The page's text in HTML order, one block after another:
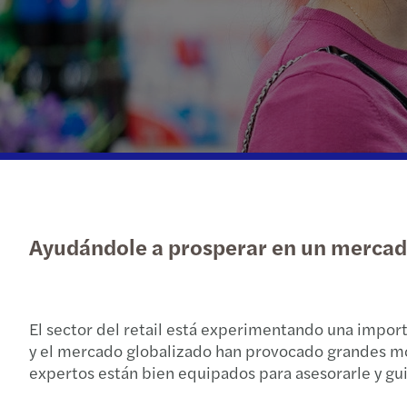
Ayudándole a prosperar en un
El sector del retail está experimentando una
y el mercado globalizado han provocado grandes
expertos están bien equipados para asesorarle y